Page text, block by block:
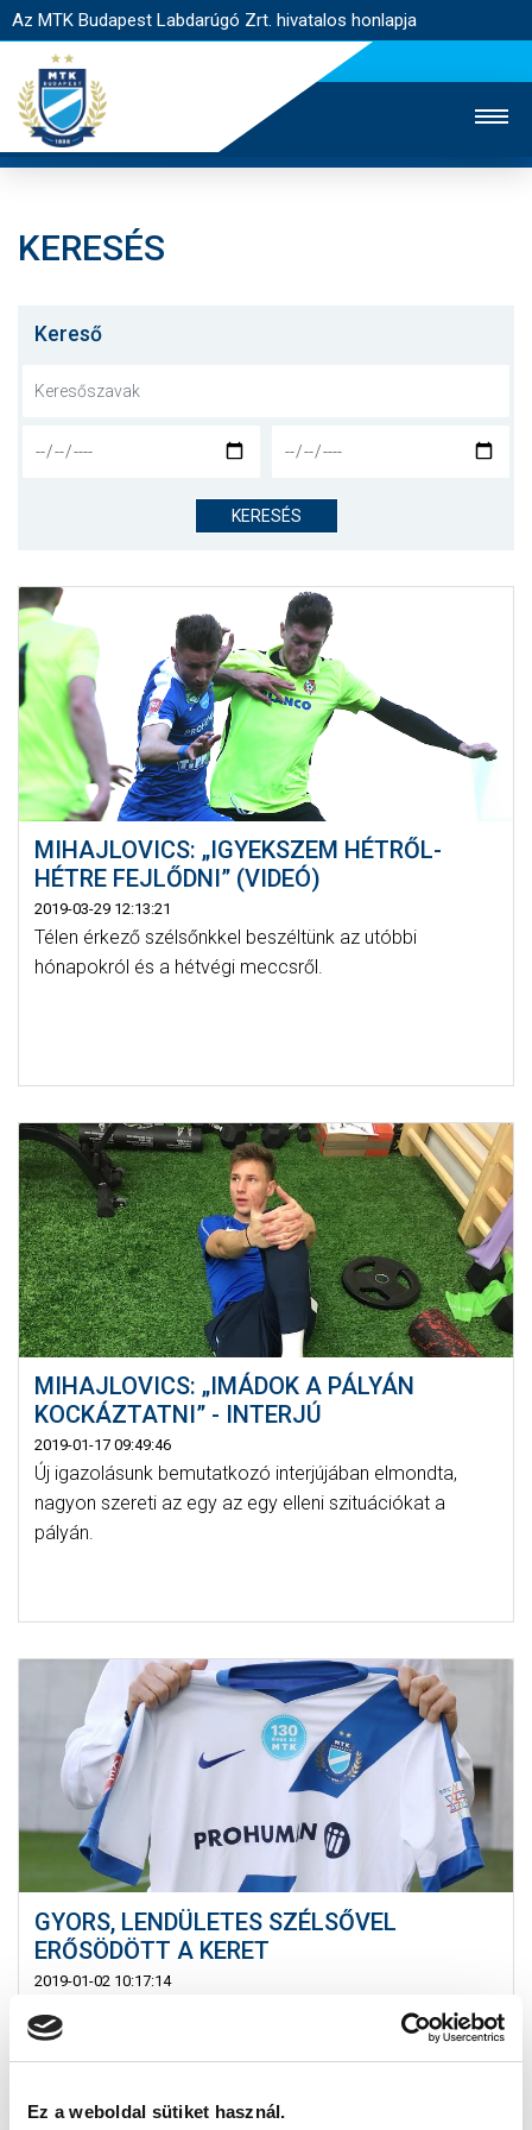
Ez a weboldal sütiket használ.
Az MTK Budapest Labdarúgó Zrt. hivatalos honlapja
JEGYÉRTÉKESÍTÉS
NYITÓLAP
CSAPATOK
KLUB
GALÉRIA
SZURKOLÓI ÉLMÉNYEK
AKKREDITÁCIÓ
KERESÉS
Kereső
KERESÉS
MIHAJLOVICS: „IGYEKSZEM HÉTRŐL-
HÉTRE FEJLŐDNI” (VIDEÓ)
2019-03-29 12:13:21
Télen érkező szélsőnkkel beszéltünk az utóbbi
hónapokról és a hétvégi meccsről.
MIHAJLOVICS: „IMÁDOK A PÁLYÁN
KOCKÁZTATNI” - INTERJÚ
2019-01-17 09:49:46
Új igazolásunk bemutatkozó interjújában elmondta,
nagyon szereti az egy az egy elleni szituációkat a
pályán.
GYORS, LENDÜLETES SZÉLSŐVEL
ERŐSÖDÖTT A KERET
2019-01-02 10:17:14
Az MTK Budapest szerződést kötött Szlobodan
Mihajloviccsal, így a 21 éves szélső klubunknál folytatja
pályafutását.